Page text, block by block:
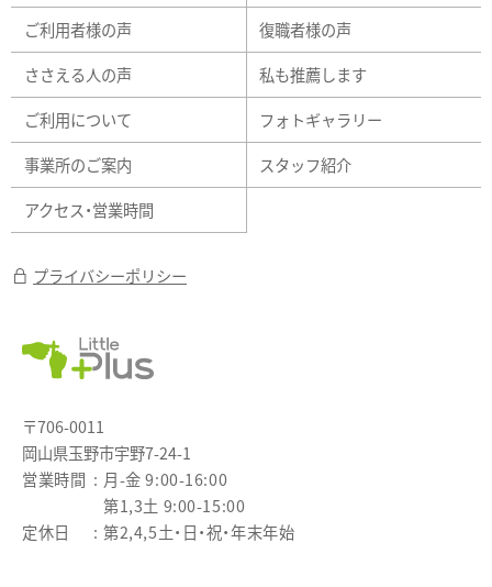
ご利用者様の声
復職者様の声
ささえる人の声
私も推薦します
ご利用について
フォトギャラリー
事業所のご案内
スタッフ紹介
アクセス・営業時間
プライバシーポリシー
〒706-0011
岡山県玉野市宇野7-24-1
営業時間
月-金 9:00-16:00
第1,3土 9:00-15:00
定休日
第2,4,5土・日・祝・年末年始